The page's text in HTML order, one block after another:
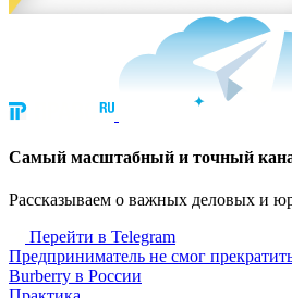
Cамый масштабный и точный
Рассказываем о важных деловых и
Перейти в Telegram
Предприниматель не смог
Burberry в России